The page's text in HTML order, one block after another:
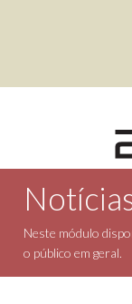
Neste módulo
o público em geral.